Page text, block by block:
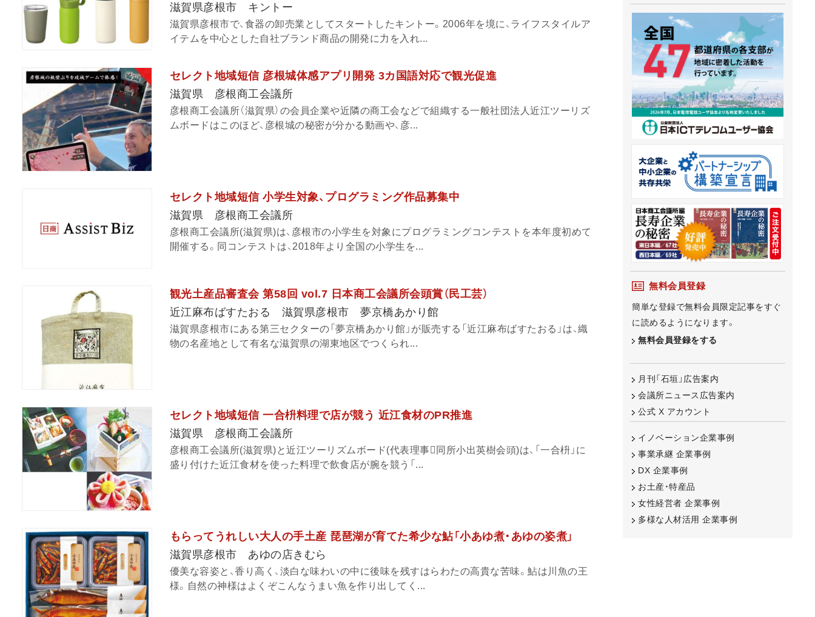
滋賀県彦根市 キントー
滋賀県彦根市で、食器の卸売業としてスタートしたキントー。2006年を境に、ライフスタイルア
イテムを中心とした自社ブランド商品の開発に力を入れ...
セレクト地域短信 彦根城体感アプリ開発 3カ国語対応で観光促進
滋賀県 彦根商工会議所
彦根商工会議所（滋賀県）の会員企業や近隣の商工会などで組織する一般社団法人近江ツーリズ
ムボードはこのほど、彦根城の秘密が分かる動画や、彦...
セレクト地域短信 小学生対象、プログラミング作品募集中
滋賀県 彦根商工会議所
彦根商工会議所(滋賀県)は、彦根市の小学生を対象にプログラミングコンテストを本年度初めて
開催する。同コンテストは、2018年より全国の小学生を...
観光土産品審査会 第58回 vol.7 日本商工会議所会頭賞（民工芸）
近江麻布ばすたおる 滋賀県彦根市 夢京橋あかり館
滋賀県彦根市にある第三セクターの「夢京橋あかり館」が販売する「近江麻布ばすたおる」は、織
物の名産地として有名な滋賀県の湖東地区でつくられ...
セレクト地域短信 一合枡料理で店が競う 近江食材のPR推進
滋賀県 彦根商工会議所
彦根商工会議所(滋賀県)と近江ツーリズムボード(代表理事同所小出英樹会頭)は、「一合枡」に
盛り付けた近江食材を使った料理で飲食店が腕を競う「...
もらってうれしい大人の手土産 琵琶湖が育てた希少な鮎「小あゆ煮・あゆの姿煮」
滋賀県彦根市 あゆの店きむら
優美な容姿と、香り高く、淡白な味わいの中に後味を残すはらわたの高貴な苦味。鮎は川魚の王
様。自然の神様はよくぞこんなうまい魚を作り出してく...
無料会員登録
簡単な登録で無料会員限定記事をすぐ
に読めるようになります。
無料会員登録をする
月刊「石垣」広告案内
会議所ニュース広告案内
公式 X アカウント
イノベーション企業事例
事業承継 企業事例
DX 企業事例
お土産・特産品
女性経営者 企業事例
多様な人材活用 企業事例